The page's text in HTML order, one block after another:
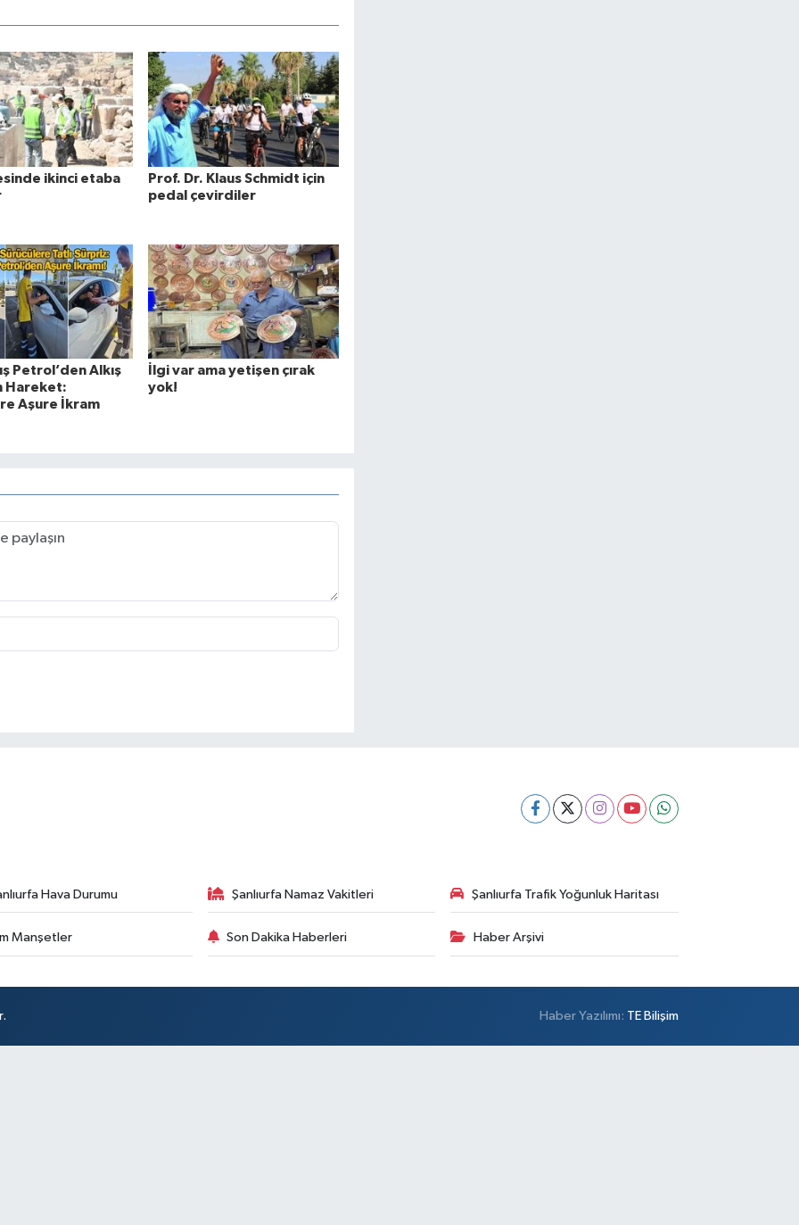
ikinci etaba
Prof. Dr. Klaus Schmidt için
pedal çevirdiler
Petrol’den Alkış
Hareket:
Aşure İkram
İlgi var ama yetişen çırak
yok!
Hava Durumu Şanlıurfa Namaz Vakitleri Şanlıurfa Trafik Yoğunluk Haritası
Manşetler Son Dakika Haberleri Haber Arşivi
Haber Yazılımı: TE Bilişim